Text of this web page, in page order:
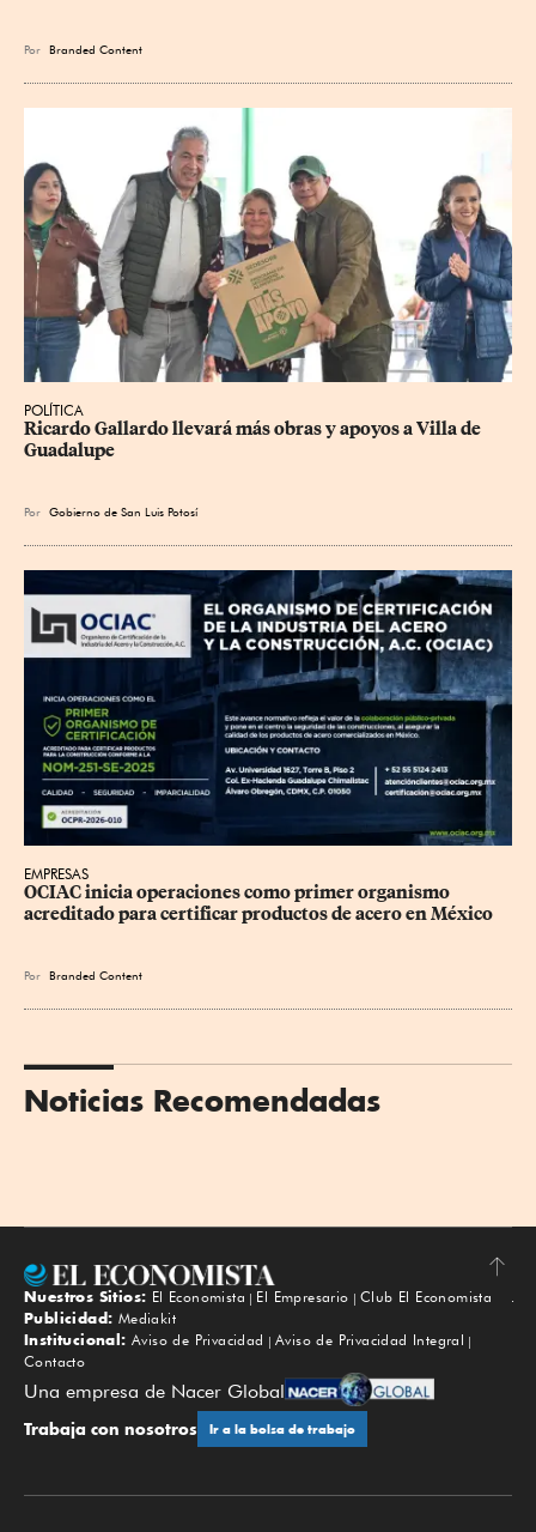
Por Branded Content
POLÍTICA
Ricardo Gallardo llevará más obras y apoyos a Villa de
Guadalupe
Por Gobierno de San Luis Potosí
EMPRESAS
OCIAC inicia operaciones como primer organismo
acreditado para certificar productos de acero en México
Por Branded Content
Noticias Recomendadas
Subir
Nuestros Sitios: El Economista El Empresario
Club El Economista
Publicidad: Mediakit
Institucional: Aviso de Privacidad
Aviso de Privacidad Integral
Contacto
Una empresa de Nacer Global
Trabaja con nosotros Ir a la bolsa de trabajo